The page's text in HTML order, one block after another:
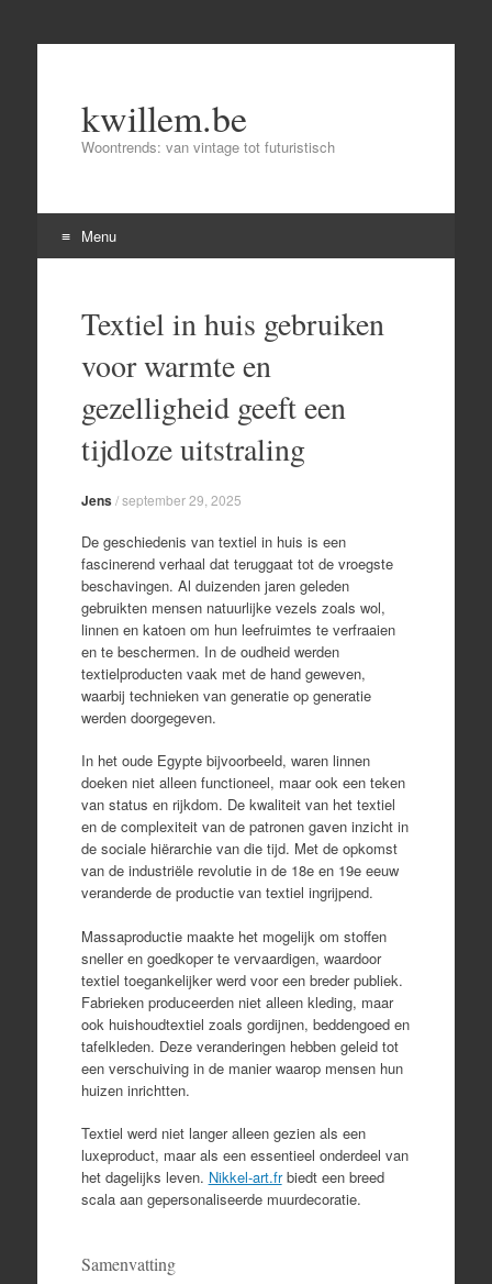
kwillem.be
Woontrends: van vintage tot futuristisch
Menu
contentTextiel in huis gebruiken
voor warmte en
gezelligheid geeft een
tijdloze uitstraling
Jens/september 29, 2025
De geschiedenis van textiel in huis is een
fascinerend verhaal dat teruggaat tot de vroegste
beschavingen. Al duizenden jaren geleden
gebruikten mensen natuurlijke vezels zoals wol,
linnen en katoen om hun leefruimtes te verfraaien
en te beschermen. In de oudheid werden
textielproducten vaak met de hand geweven,
waarbij technieken van generatie op generatie
werden doorgegeven.
In het oude Egypte bijvoorbeeld, waren linnen
doeken niet alleen functioneel, maar ook een teken
van status en rijkdom. De kwaliteit van het textiel
en de complexiteit van de patronen gaven inzicht in
de sociale hiërarchie van die tijd. Met de opkomst
van de industriële revolutie in de 18e en 19e eeuw
veranderde de productie van textiel ingrijpend.
Massaproductie maakte het mogelijk om stoffen
sneller en goedkoper te vervaardigen, waardoor
textiel toegankelijker werd voor een breder publiek.
Fabrieken produceerden niet alleen kleding, maar
ook huishoudtextiel zoals gordijnen, beddengoed en
tafelkleden. Deze veranderingen hebben geleid tot
een verschuiving in de manier waarop mensen hun
huizen inrichtten.
Textiel werd niet langer alleen gezien als een
luxeproduct, maar als een essentieel onderdeel van
het dagelijks leven. Nikkel-art.frbiedt een breed
scala aan gepersonaliseerde muurdecoratie.
Samenvatting